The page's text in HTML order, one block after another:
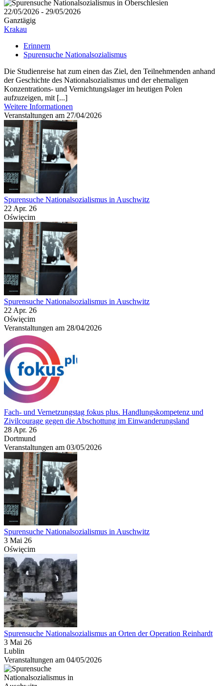
22/05/2026 - 29/05/2026
Ganztägig
Krakau
Erinnern
Spurensuche Nationalsozialismus
Die Studienreise hat zum einen das Ziel, den Teilnehmenden anhand
der Geschichte des Nationalsozialismus und der ehemaligen
Konzentrations- und Vernichtungslager im heutigen Polen
aufzuzeigen, mit [...]
Weitere Informationen
Veranstaltungen am 27/04/2026
Spurensuche Nationalsozialismus in Auschwitz
22 Apr. 26
Oświęcim
Spurensuche Nationalsozialismus in Auschwitz
22 Apr. 26
Oświęcim
Veranstaltungen am 28/04/2026
Fach- und Vernetzungstag fokus plus. Handlungskompetenz und
Zivilcourage gegen die Abschottung im Einwanderungsland
28 Apr. 26
Dortmund
Veranstaltungen am 03/05/2026
Spurensuche Nationalsozialismus in Auschwitz
3 Mai 26
Oświęcim
Spurensuche Nationalsozialismus an Orten der Operation Reinhardt
3 Mai 26
Lublin
Veranstaltungen am 04/05/2026